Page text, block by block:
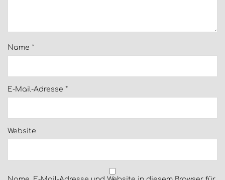
Name *
E-Mail-Adresse *
Website